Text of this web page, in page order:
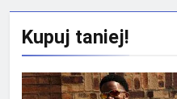
Kupuj taniej!